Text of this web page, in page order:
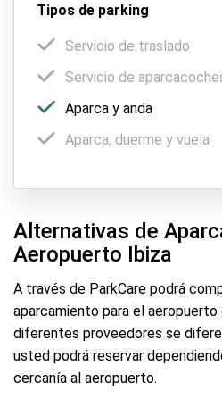
Tipos de parking
Servicio de traslado
Servicio de
Aparca y anda
Aparca, duerme y vuela
Alternativas de
Aeropuerto Ibiza
A través de ParkCare podrá
aparcamiento para el
diferentes proveedores se
usted podrá reservar
cercanía al aeropuerto.